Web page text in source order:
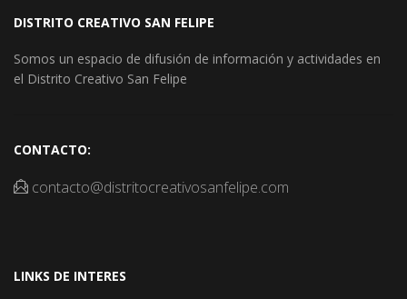
DISTRITO CREATIVO SAN FELIPE
Somos un espacio de difusión de información y actividades en
el Distrito Creativo San Felipe
CONTACTO:
contacto@distritocreativosanfelipe.com
LINKS DE INTERES